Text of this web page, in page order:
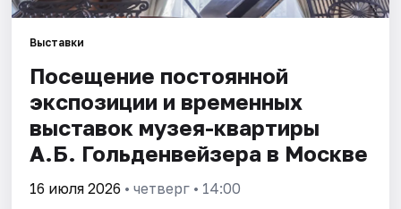
События
Города
Площадки
Артисты
Рейтинги
Выставки
Посещение постоянной
экспозиции и временных
выставок музея-квартиры
А.Б. Гольденвейзера в Москве
16 июля 2026 • четверг • 14:00